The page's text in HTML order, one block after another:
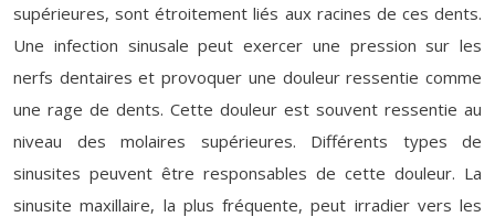
supérieures, sont étroitement liés aux racines de ces dents.
Une infection sinusale peut exercer une pression sur les
nerfs dentaires et provoquer une douleur ressentie comme
une rage de dents. Cette douleur est souvent ressentie au
niveau des molaires supérieures. Différents types de
sinusites peuvent être responsables de cette douleur. La
sinusite maxillaire, la plus fréquente, peut irradier vers les